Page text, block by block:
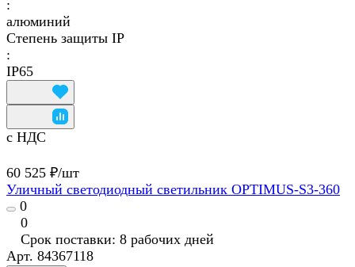
:
алюминий
Степень защиты IP
:
IP65
с НДС
60 525 ₽/шт
Уличный светодиодный светильник OPTIMUS-S3-360
0
0
Срок поставки: 8 рабочих дней
Арт. 84367118